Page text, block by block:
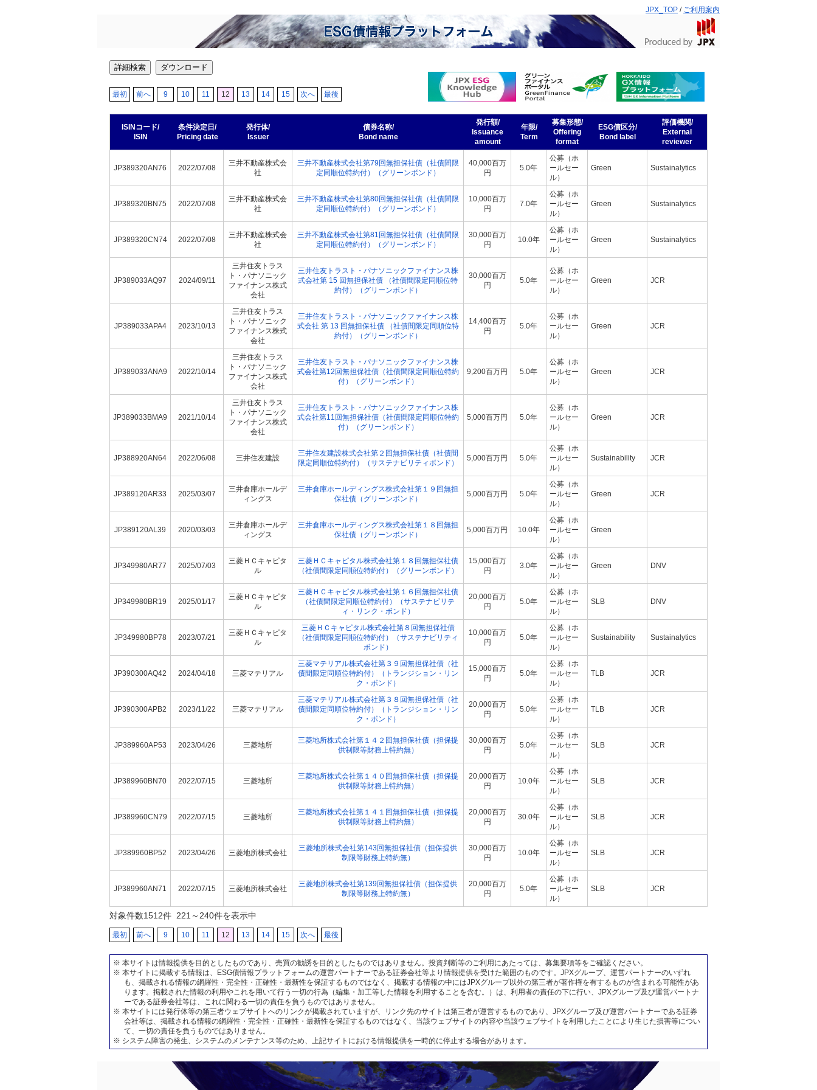
JPX_TOP / ご利用案内
詳細検索 ダウンロード
最初 前へ 9 10 11 12 13 14 15 次へ 最後
ISINコード/
ISIN
条件決定日/
Pricing date
発行体/
Issuer
債券名称/
Bond name
発行額/
Issuance
amount
年限/
Term
募集形態/
Offering
format
ESG債区分/
Bond label
評価機関/
External
reviewer
JP389320AN76 2022/07/08
三井不動産株式会
社
三井不動産株式会社第79回無担保社債（社債間限
定同順位特約付）（グリーンボンド）
40,000百万
円
5.0年
公募（ホ
ールセー
ル）
Green Sustainalytics
JP389320BN75 2022/07/08
三井不動産株式会
社
三井不動産株式会社第80回無担保社債（社債間限
定同順位特約付）（グリーンボンド）
10,000百万
円
7.0年
公募（ホ
ールセー
ル）
Green Sustainalytics
JP389320CN74 2022/07/08
三井不動産株式会
社
三井不動産株式会社第81回無担保社債（社債間限
定同順位特約付）（グリーンボンド）
30,000百万
円
10.0年
公募（ホ
ールセー
ル）
Green Sustainalytics
JP389033AQ97 2024/09/11
三井住友トラス
ト・パナソニック
ファイナンス株式
会社
三井住友トラスト・パナソニックファイナンス株
式会社第 15 回無担保社債 （社債間限定同順位特
約付）（グリーンボンド）
30,000百万
円
5.0年
公募（ホ
ールセー
ル）
Green JCR
JP389033APA4 2023/10/13
三井住友トラス
ト・パナソニック
ファイナンス株式
会社
三井住友トラスト・パナソニックファイナンス株
式会社 第 13 回無担保社債 （社債間限定同順位特
約付）（グリーンボンド）
14,400百万
円
5.0年
公募（ホ
ールセー
ル）
Green JCR
JP389033ANA9 2022/10/14
三井住友トラス
ト・パナソニック
ファイナンス株式
会社
三井住友トラスト・パナソニックファイナンス株
式会社第12回無担保社債（社債間限定同順位特約
付）（グリーンボンド）
9,200百万円 5.0年
公募（ホ
ールセー
ル）
Green JCR
JP389033BMA9 2021/10/14
三井住友トラス
ト・パナソニック
ファイナンス株式
会社
三井住友トラスト・パナソニックファイナンス株
式会社第11回無担保社債（社債間限定同順位特約
付）（グリーンボンド）
5,000百万円 5.0年
公募（ホ
ールセー
ル）
Green JCR
JP388920AN64 2022/06/08 三井住友建設
三井住友建設株式会社第２回無担保社債（社債間
限定同順位特約付）（サステナビリティボンド）
5,000百万円 5.0年
公募（ホ
ールセー
ル）
Sustainability JCR
JP389120AR33 2025/03/07
三井倉庫ホールデ
ィングス
三井倉庫ホールディングス株式会社第１９回無担
保社債（グリーンボンド）
5,000百万円 5.0年
公募（ホ
ールセー
ル）
Green JCR
JP389120AL39 2020/03/03
三井倉庫ホールデ
ィングス
三井倉庫ホールディングス株式会社第１８回無担
保社債（グリーンボンド）
5,000百万円 10.0年
公募（ホ
ールセー
ル）
Green
JP349980AR77 2025/07/03
三菱ＨＣキャピタ
ル
三菱ＨＣキャピタル株式会社第１８回無担保社債
（社債間限定同順位特約付）（グリーンボンド）
15,000百万
円
3.0年
公募（ホ
ールセー
ル）
Green DNV
JP349980BR19 2025/01/17
三菱ＨＣキャピタ
ル
三菱ＨＣキャピタル株式会社第１６回無担保社債
（社債間限定同順位特約付）（サステナビリテ
ィ・リンク・ボンド）
20,000百万
円
5.0年
公募（ホ
ールセー
ル）
SLB DNV
JP349980BP78 2023/07/21
三菱ＨＣキャピタ
ル
三菱ＨＣキャピタル株式会社第８回無担保社債
（社債間限定同順位特約付）（サステナビリティ
ボンド）
10,000百万
円
5.0年
公募（ホ
ールセー
ル）
Sustainability Sustainalytics
JP390300AQ42 2024/04/18 三菱マテリアル
三菱マテリアル株式会社第３９回無担保社債（社
債間限定同順位特約付）（トランジション・リン
ク・ボンド）
15,000百万
円
5.0年
公募（ホ
ールセー
ル）
TLB JCR
JP390300APB2 2023/11/22 三菱マテリアル
三菱マテリアル株式会社第３８回無担保社債（社
債間限定同順位特約付）（トランジション・リン
ク・ボンド）
20,000百万
円
5.0年
公募（ホ
ールセー
ル）
TLB JCR
JP389960AP53 2023/04/26 三菱地所
三菱地所株式会社第１４２回無担保社債（担保提
供制限等財務上特約無）
30,000百万
円
5.0年
公募（ホ
ールセー
ル）
SLB JCR
JP389960BN70 2022/07/15 三菱地所
三菱地所株式会社第１４０回無担保社債（担保提
供制限等財務上特約無）
20,000百万
円
10.0年
公募（ホ
ールセー
ル）
SLB JCR
JP389960CN79 2022/07/15 三菱地所
三菱地所株式会社第１４１回無担保社債（担保提
供制限等財務上特約無）
20,000百万
円
30.0年
公募（ホ
ールセー
ル）
SLB JCR
JP389960BP52 2023/04/26 三菱地所株式会社
三菱地所株式会社第143回無担保社債（担保提供
制限等財務上特約無）
30,000百万
円
10.0年
公募（ホ
ールセー
ル）
SLB JCR
JP389960AN71 2022/07/15 三菱地所株式会社
三菱地所株式会社第139回無担保社債（担保提供
制限等財務上特約無）
20,000百万
円
5.0年
公募（ホ
ールセー
ル）
SLB JCR
対象件数1512件 221～240件を表示中
最初 前へ 9 10 11 12 13 14 15 次へ 最後
※ 本サイトは情報提供を目的としたものであり、売買の勧誘を目的としたものではありません。投資判断等のご利用にあたっては、募集要項等をご確認ください。
※ 本サイトに掲載する情報は、ESG債情報プラットフォームの運営パートナーである証券会社等より情報提供を受けた範囲のものです。JPXグループ、運営パートナーのいずれ
も、掲載される情報の網羅性・完全性・正確性・最新性を保証するものではなく、掲載する情報の中にはJPXグループ以外の第三者が著作権を有するものが含まれる可能性があ
ります。掲載された情報の利用やこれを用いて行う一切の行為（編集・加工等した情報を利用することを含む。）は、利用者の責任の下に行い、JPXグループ及び運営パートナ
ーである証券会社等は、これに関わる一切の責任を負うものではありません。
※ 本サイトには発行体等の第三者ウェブサイトへのリンクが掲載されていますが、リンク先のサイトは第三者が運営するものであり、JPXグループ及び運営パートナーである証券
会社等は、掲載される情報の網羅性・完全性・正確性・最新性を保証するものではなく、当該ウェブサイトの内容や当該ウェブサイトを利用したことにより生じた損害等につい
て、一切の責任を負うものではありません。
※ システム障害の発生、システムのメンテナンス等のため、上記サイトにおける情報提供を一時的に停止する場合があります。